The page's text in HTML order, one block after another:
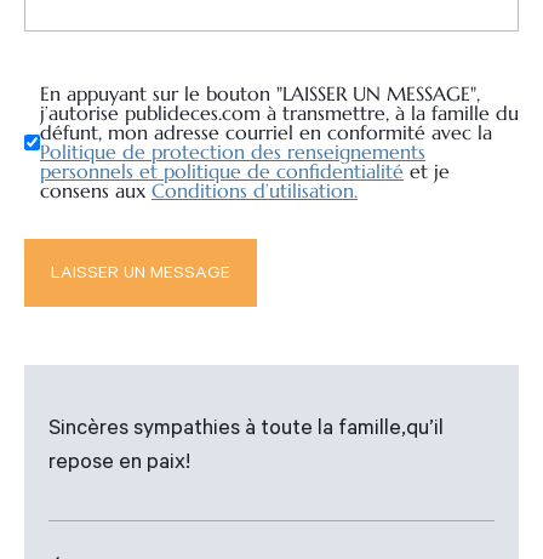
En appuyant sur le bouton "LAISSER UN MESSAGE",
j’autorise publideces.com à transmettre, à la famille du
défunt, mon adresse courriel en conformité avec la
Politique de protection des renseignements
personnels et politique de confidentialité et je
consens aux Conditions d’utilisation.
Sincères sympathies à toute la famille,qu’il
repose en paix!